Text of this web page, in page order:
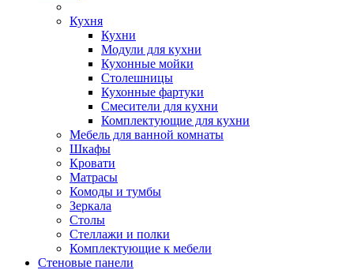
Кухня
Кухни
Модули для кухни
Кухонные мойки
Столешницы
Кухонные фартуки
Смесители для кухни
Комплектующие для кухни
Мебель для ванной комнаты
Шкафы
Кровати
Матрасы
Комоды и тумбы
Зеркала
Столы
Стеллажи и полки
Комплектующие к мебели
Стеновые панели